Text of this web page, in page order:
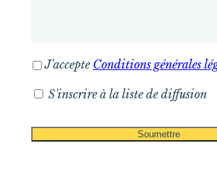
J'accepte Conditions générales
S'inscrire à la liste de diffusion